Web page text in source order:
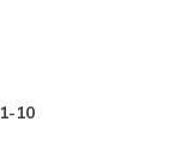
1-10